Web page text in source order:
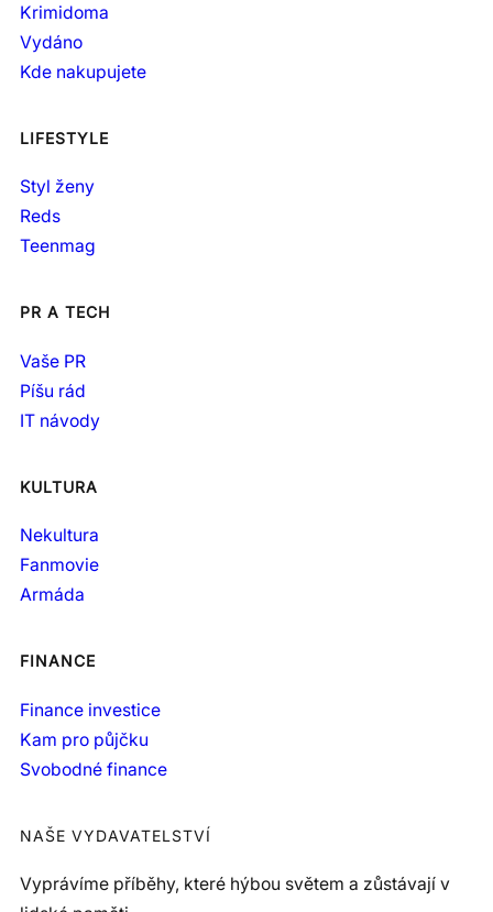
Krimidoma
Vydáno
Kde nakupujete
LIFESTYLE
Styl ženy
Reds
Teenmag
PR A TECH
Vaše PR
Píšu rád
IT návody
KULTURA
Nekultura
Fanmovie
Armáda
FINANCE
Finance investice
Kam pro půjčku
Svobodné finance
NAŠE VYDAVATELSTVÍ
Vyprávíme příběhy, které hýbou světem a zůstávají v